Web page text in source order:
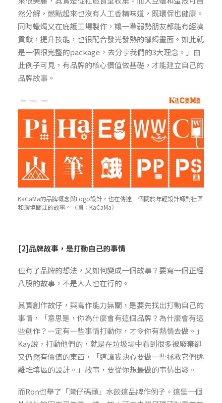
然分解，燃點起來也沒有人工香精味道，既環保也健康。
同時蠟燭又在庇護工場製作，讓一羣弱勢朋友都能有經濟
貢獻，提升技能，也很配合發光發熱的蠟燭畫面。如此就
是一個很完整的package，去分享我們的3大理念。」由
此例子可見，有品牌的核心價值做基礎，才能建立自己的
品牌故事。
KaCaMa的品牌概念與Logo設計，也在傳達一個關於年輕設計師對社區
和環境關注的故事。（圖：KaCaMa）
[2]品牌故事，是打動自己的事情
但有了品牌的想法，又如何變成一個故事？要寫一個正經
八股的故事，不是人人也在行的。
其實創作故仔，與寫作能力無關，是要先找出打動自己的
事情，「意思是，你為什麼會有這個品牌？為什麼會有這
些創作？一定有一些事情打動你，才令你有熱情去做。」
Kay說，打動他們的，就是在垃圾場中看到很多被廢棄卻
又仍然有價值的東西，「這讓我決心要做一些拯救它們逃
離堆填區的設計。」故事，要從你想最做的事情出發。
而Ron也舉了「灣仔碼頭」水餃這品牌作例子。這是一個